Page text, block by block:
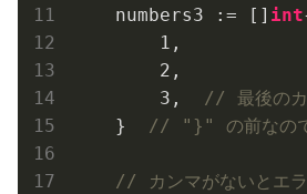
    numbers3 := []
int
1 ,
2 ,
3 , // 最後のカ
    }
// "}" の前なので
// カンマがないとエ